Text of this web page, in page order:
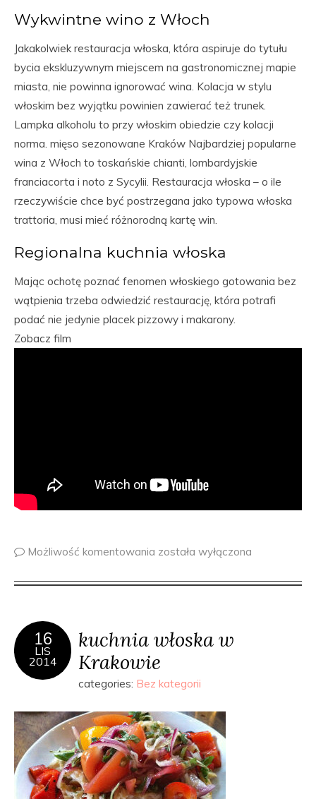
Wykwintne wino z Włoch
Jakakolwiek restauracja włoska, która aspiruje do tytułu
bycia ekskluzywnym miejscem na gastronomicznej mapie
miasta, nie powinna ignorować wina. Kolacja w stylu
włoskim bez wyjątku powinien zawierać też trunek.
Lampka alkoholu to przy włoskim obiedzie czy kolacji
norma. mięso sezonowane Kraków Najbardziej popularne
wina z Włoch to toskańskie chianti, lombardyjskie
franciacorta i noto z Sycylii. Restauracja włoska – o ile
rzeczywiście chce być postrzegana jako typowa włoska
trattoria, musi mieć różnorodną kartę win.
Regionalna kuchnia włoska
Mając ochotę poznać fenomen włoskiego gotowania bez
wątpienia trzeba odwiedzić restaurację, która potrafi
podać nie jedynie placek pizzowy i makarony.
Zobacz film
Możliwość komentowania została wyłączona
16
LIS
2014
kuchnia włoska w
Krakowie
categories: Bez kategorii